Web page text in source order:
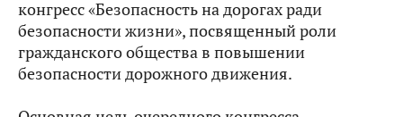
конгресс «Безопасность на дорогах ради
безопасности жизни», посвященный роли
гражданского общества в повышении
безопасности дорожного движения.